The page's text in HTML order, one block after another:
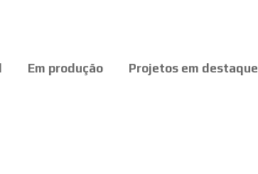
Em produção Projetos em destaque